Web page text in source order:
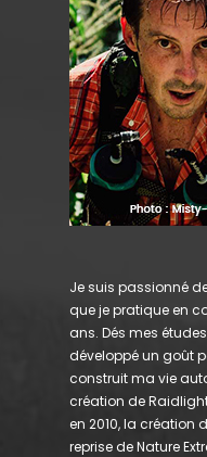
Je suis passionné
que je pratique en
ans. Dés mes
développé un goût
construit ma vie
création de
en 2010, la création
reprise de Nature